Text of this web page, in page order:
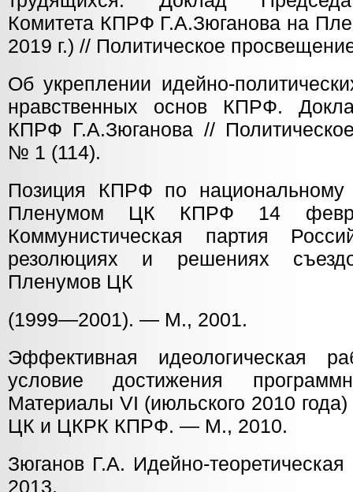
Комитета КПРФ Г.А.Зюганова на
2019 г.) // Политическое
Об укреплении идейно-
нравственных основ КПРФ.
КПРФ Г.А.Зюганова //
№ 1 (114).
Позиция КПРФ по национальному
Пленумом ЦК КПРФ 14
Коммунистическая партия
резолюциях и решениях
Пленумов ЦК
(1999—2001). — М., 2001.
Эффективная идеологическая
условие достижения
Материалы VI (июльского 2010
ЦК и ЦКРК КПРФ. — М., 2010.
Зюганов Г.А. Идейно-
2013.